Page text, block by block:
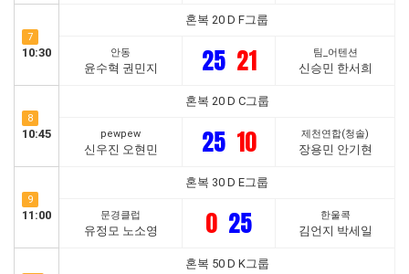
7
10:30
혼복 20 D F그룹
안동
윤수혁 권민지 25 21 팀_어텐션
신승민 한서희
8
10:45
혼복 20 D C그룹
pewpew
신우진 오현민 25 10 제천연합(청솔)
장용민 안기현
9
11:00
혼복 30 D E그룹
문경클럽
유정모 노소영 0 25 한울콕
김언지 박세일
혼복 50 D K그룹